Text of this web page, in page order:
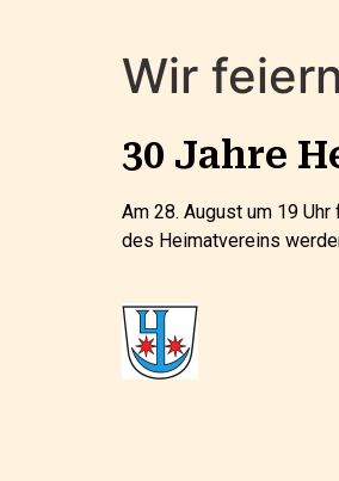
Wir
30 Jahre
Am 28. August um 19
des Heimatvereins